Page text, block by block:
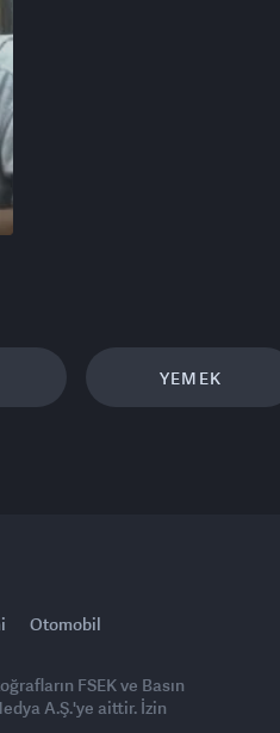
YEMEK
Otomobil
FSEK ve Basın
A.Ş.'ye aittir. İzin